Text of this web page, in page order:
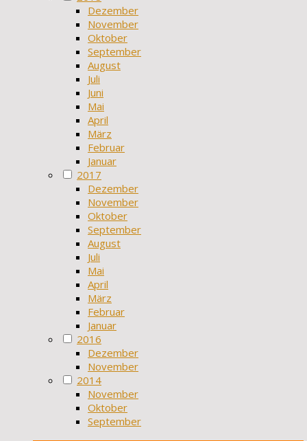
Dezember
November
Oktober
September
August
Juli
Juni
Mai
April
März
Februar
Januar
2017
Dezember
November
Oktober
September
August
Juli
Mai
April
März
Februar
Januar
2016
Dezember
November
2014
November
Oktober
September